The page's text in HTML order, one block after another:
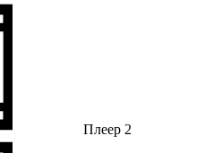
Плеер 2